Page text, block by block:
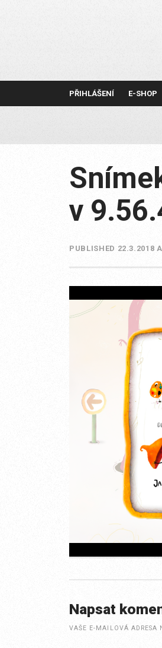
PŘIHLÁŠENÍ E-SHOP
v
PUBLISHED 22.3.2018
Napsat
VAŠE E-MAILOVÁ ADRESA